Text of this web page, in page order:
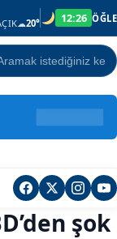
☁20° 12:26 ÖĞLE
şok